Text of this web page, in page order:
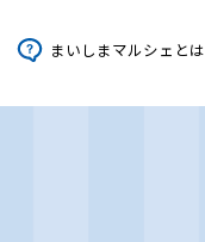
まいしまマルシェとは